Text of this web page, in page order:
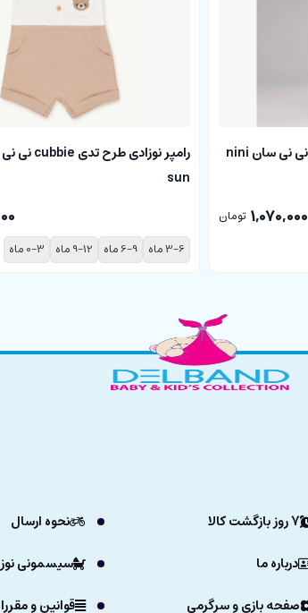
سرهمی نوزادی طرح تدی cubbie نی نی سان nini
1,070,000 تومان
sun
3-6 ماه
6-9 ماه 9-12 ماه 0-3 ماه
7 روز بازگشت کالا
نحوه ارسال
درباره ما
سیسمونی
صفحه بازی و سرگرمی قوانین و